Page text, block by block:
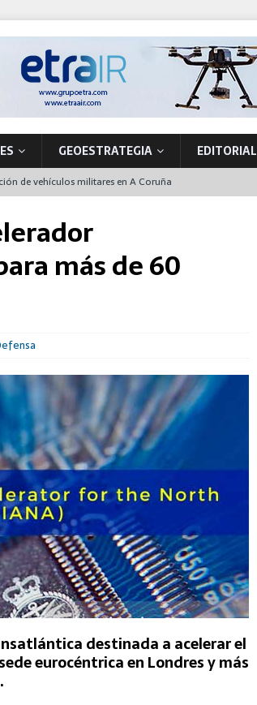
GEOESTRATEGIA EDITORIAL
de vehículos militares en A Coruña
y la seguridad movilizando nuevos
el desarrollo de las futuras capacidades autónomas
más de 60
destinada a acelerar el
eurocéntrica en Londres y más